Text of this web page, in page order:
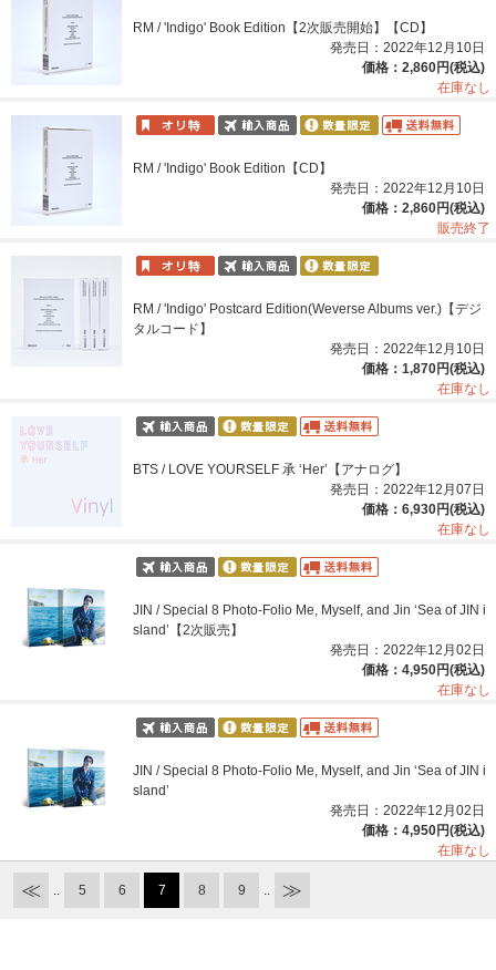
RM / 'Indigo' Book Edition【2次販売開始】【CD】
発売日：2022年12月10日
価格：2,860円(税込)
在庫なし
RM / 'Indigo' Book Edition【CD】
発売日：2022年12月10日
価格：2,860円(税込)
販売終了
RM / 'Indigo' Postcard Edition(Weverse Albums ver.)【デジ
タルコード】
発売日：2022年12月10日
価格：1,870円(税込)
在庫なし
BTS / LOVE YOURSELF 承 ‘Her’【アナログ】
発売日：2022年12月07日
価格：6,930円(税込)
在庫なし
JIN / Special 8 Photo-Folio Me, Myself, and Jin ‘Sea of JIN i
sland’【2次販売】
発売日：2022年12月02日
価格：4,950円(税込)
在庫なし
JIN / Special 8 Photo-Folio Me, Myself, and Jin ‘Sea of JIN i
sland’
発売日：2022年12月02日
価格：4,950円(税込)
在庫なし
.. 5 6 7 8 9 ..